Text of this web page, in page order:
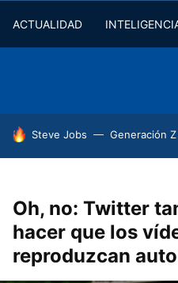
ACTUALIDAD
HOY SE HABLA DE
Steve Jobs Generación Z
Oh, no: Twitter
hacer que los
reproduzcan